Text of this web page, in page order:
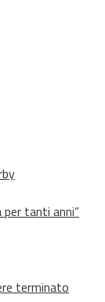
tanti anni”
terminato